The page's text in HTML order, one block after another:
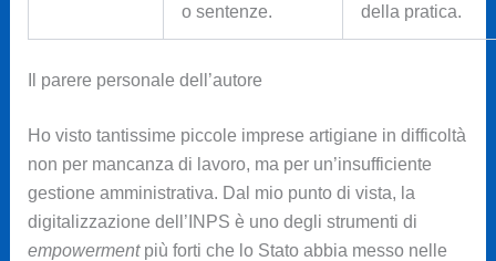
o sentenze.
della pratica.
Il parere personale dell’autore
Ho visto tantissime piccole imprese artigiane in difficoltà
non per mancanza di lavoro, ma per un’insufficiente
gestione amministrativa. Dal mio punto di vista, la
digitalizzazione dell’INPS è uno degli strumenti di
empowermentpiù forti che lo Stato abbia messo nelle